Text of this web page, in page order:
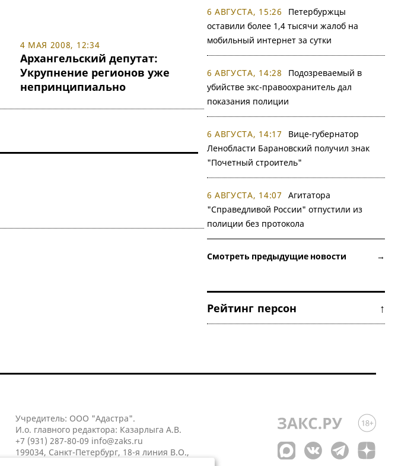
4 МАЯ 2008, 12:34
Архангельский депутат:
Укрупнение регионов уже
непринципиально
6 АВГУСТА, 15:26
Петербуржцы
оставили более 1,4 тысячи жалоб на
мобильный интернет за сутки
6 АВГУСТА, 14:28
Подозреваемый в
убийстве экс-правоохранитель дал
показания полиции
6 АВГУСТА, 14:17
Вице-губернатор
Ленобласти Барановский получил знак
"Почетный строитель"
6 АВГУСТА, 14:07
Агитатора
"Справедливой России" отпустили из
полиции без протокола
Смотреть предыдущие новости →
Рейтинг персон ↑
Учредитель: ООО "Адастра".
И.о. главного редактора: Казарлыга А.В.
+7 (931) 287-80-09 info@zaks.ru
199034, Санкт-Петербург, 18-я линия В.О.,